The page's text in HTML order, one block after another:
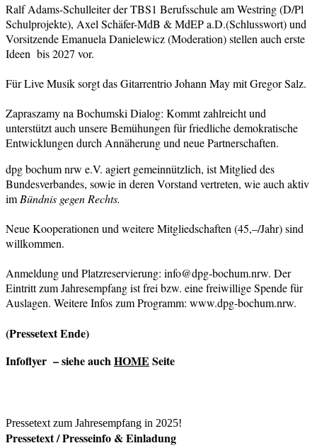
Ralf Adams-Schulleiter der TBS1 Berufsschule am Westring (D/Pl
Schulprojekte), Axel Schäfer-MdB & MdEP a.D.(Schlusswort) und
Vorsitzende Emanuela Danielewicz (Moderation) stellen auch erste
Ideen bis 2027 vor.
Für Live Musik sorgt das Gitarrentrio Johann May mit Gregor Salz.
Zapraszamy na Bochumski Dialog: Kommt zahlreicht und
unterstützt auch unsere Bemühungen für friedliche demokratische
Entwicklungen durch Annäherung und neue Partnerschaften.
dpg bochum nrw e.V. agiert gemeinnützlich, ist Mitglied des
Bundesverbandes, sowie in deren Vorstand vertreten, wie auch aktiv
im Bündnis gegen Rechts.
Neue Kooperationen und weitere Mitgliedschaften (45,–/Jahr) sind
willkommen.
Anmeldung und Platzreservierung: info@dpg-bochum.nrw. Der
Eintritt zum Jahresempfang ist frei bzw. eine freiwillige Spende für
Auslagen. Weitere Infos zum Programm: www.dpg-bochum.nrw.
(Pressetext Ende)
Infoflyer – siehe auchHOME Seite
Pressetext zum Jahresempfang in 2025!
Pressetext / Presseinfo & Einladung